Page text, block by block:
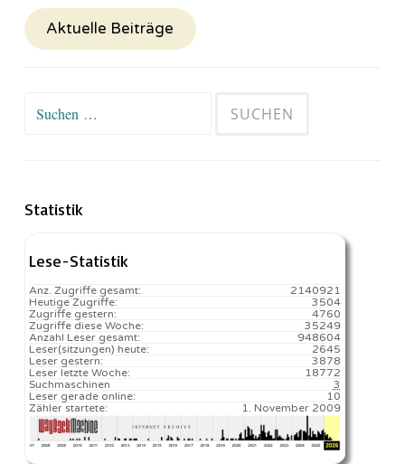
Aktuelle Beiträge
Suchen
Statistik
Lese-Statistik
2140921
Anz. Zugriffe gesamt:
3504
Heutige Zugriffe:
4760
Zugriffe gestern:
35249
Zugriffe diese Woche:
948604
Anzahl Leser gesamt:
2645️
Leser(sitzungen) heute:
3878
Leser gestern:
18772️
Leser letzte Woche:
3
Suchmaschinen
10
Leser gerade online:
1. November 2009
Zähler startete: